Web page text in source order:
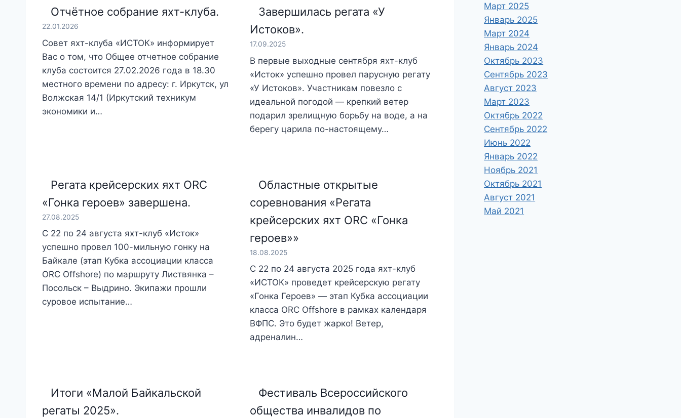
Отчётное собрание яхт-клуба.
22.01.2026
Совет яхт-клуба «ИСТОК» информирует
Вас о том, что Общее отчетное собрание
клуба состоится 27.02.2026 года в 18.30
местного времени по адресу: г. Иркутск, ул
Волжская 14/1 (Иркутский техникум
экономики и…
Завершилась регата «У
Истоков».
17.09.2025
В первые выходные сентября яхт-клуб
«Исток» успешно провел парусную регату
«У Истоков». Участникам повезло с
идеальной погодой — крепкий ветер
подарил зрелищную борьбу на воде, а на
берегу царила по-настоящему…
Регата крейсерских яхт ORC
«Гонка героев» завершена.
27.08.2025
С 22 по 24 августа яхт-клуб «Исток»
успешно провел 100-мильную гонку на
Байкале (этап Кубка ассоциации класса
ORC Offshore) по маршруту Листвянка –
Посольск – Выдрино. Экипажи прошли
суровое испытание…
Областные открытые
соревнования «Регата
крейсерских яхт ORC «Гонка
героев»»
18.08.2025
С 22 по 24 августа 2025 года яхт-клуб
«ИСТОК» проведет крейсерскую регату
«Гонка Героев» — этап Кубка ассоциации
класса ORC Offshore в рамках календаря
ВФПС. Это будет жарко! Ветер,
адреналин…
Итоги «Малой Байкальской
регаты 2025».
Фестиваль Всероссийского
общества инвалидов по
Март 2025
Январь 2025
Март 2024
Январь 2024
Октябрь 2023
Сентябрь 2023
Август 2023
Март 2023
Октябрь 2022
Сентябрь 2022
Июнь 2022
Январь 2022
Ноябрь 2021
Октябрь 2021
Август 2021
Май 2021